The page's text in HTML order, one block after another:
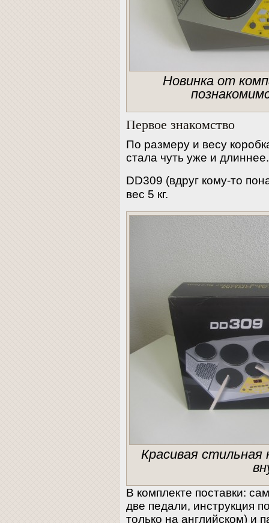
Новинка от
Первое знакомство
По размеру и весу
стала чуть уже и
DD309 (вдруг кому-то
вес 5 кг.
Красивая
В комплекте поставки:
две педали, инструкция
только на английском) и